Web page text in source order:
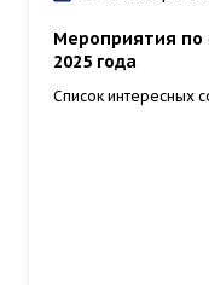
Мероприятия по
2025 года
Список интересных